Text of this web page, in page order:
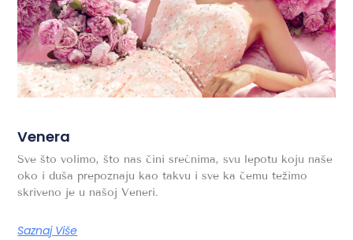
Venera
Sve što volimo, što nas čini srećnima, svu lepotu koju naše
oko i duša prepoznaju kao takvu i sve ka čemu težimo
skriveno je u našoj Veneri.
Saznaj Više